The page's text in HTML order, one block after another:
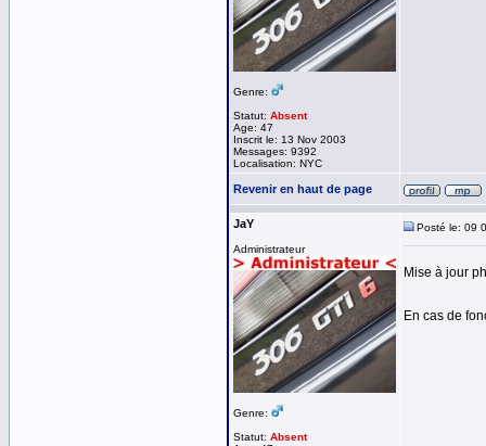
Genre:
Statut: Absent
Age: 47
Inscrit le: 13 Nov 2003
Messages: 9392
Localisation: NYC
Revenir en haut de page
JaY
Administrateur
Genre:
Statut: Absent
Posté le: 09
Mise à jour
En cas de